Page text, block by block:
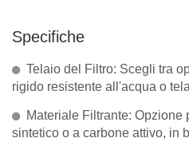
Specifiche
Telaio del Filtro: Scegli tra
rigido resistente all'acqua o
Materiale Filtrante: Opzione
sintetico o a carbone attivo, in